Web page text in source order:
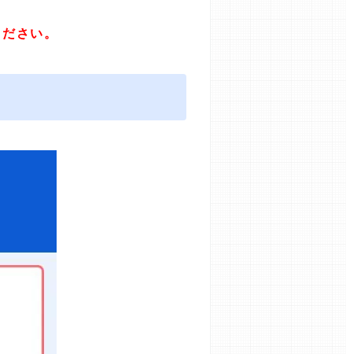
さい。